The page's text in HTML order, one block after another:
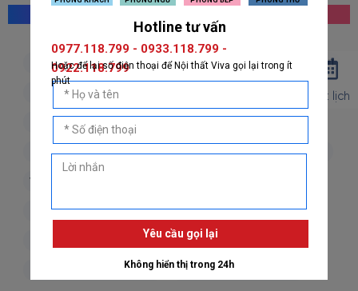
giấy dán tường hàn quốc giấy dán tường nhật bản
giấy dán tường 3d
giấy dán tường phòng ngủ
giấy dán tường phòng thờ giấy dán tường trẻ em
vải dán tường
decal dán kính giấy dán tường giả đá
giấy dán tường giả gỗ giấy dán tường giả gạch
giấy dán tường giả vải giấy dán tường giá rẻ
Đặt lịch